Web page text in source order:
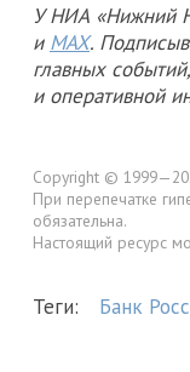
У НИА «Нижний
и MAX.
главных
и оперативной
Copyright ©
При перепечатке
обязательна.
Настоящий ресурс
Теги: Банк